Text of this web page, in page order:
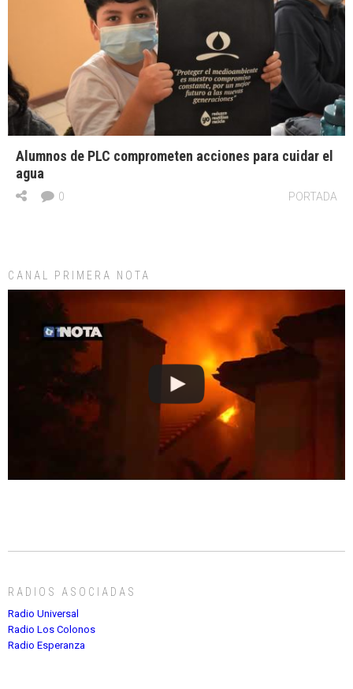
Alumnos de PLC comprometen acciones para cuidar el
agua
PORTADA
0
CANAL PRIMERA NOTA
RADIOS ASOCIADAS
Radio Universal
Radio Los Colonos
Radio Esperanza